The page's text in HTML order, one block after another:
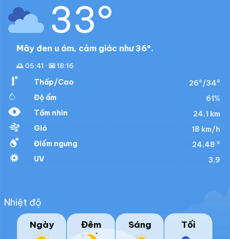
33°
Mây đen u ám, cảm giác như 36°.
🌅 05:41 · 🌇 18:16
Thấp/Cao
26°/34°
Độ ẩm
61%
Tầm nhìn
24.1 km
Gió
18 km/h
Điểm ngưng
24.48 °
UV
3.9
Nhiệt độ
Ngày Đêm Sáng Tối